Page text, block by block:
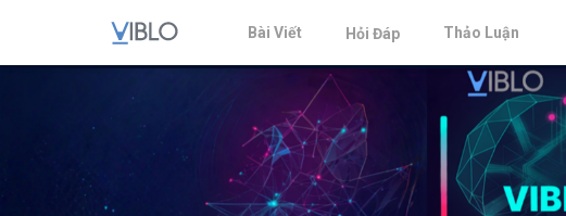
Bài Viết Hỏi Đáp Thảo Luận